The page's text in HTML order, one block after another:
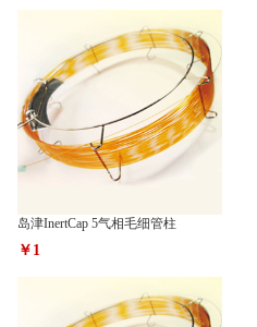
岛津InertCap 5气相毛细管柱
￥1